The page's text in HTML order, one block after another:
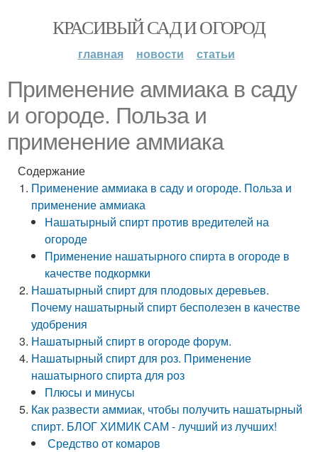
КРАСИВЫЙ САД И ОГОРОД
главная новости статьи
Применение аммиака в саду
и огороде. Польза и
применение аммиака
Содержание
Применение аммиака в саду и огороде. Польза и
применение аммиака
Нашатырный спирт против вредителей на
огороде
Применение нашатырного спирта в огороде в
качестве подкормки
Нашатырный спирт для плодовых деревьев.
Почему нашатырный спирт бесполезен в качестве
удобрения
Нашатырный спирт в огороде форум.
Нашатырный спирт для роз. Применение
нашатырного спирта для роз
Плюсы и минусы
Как развести аммиак, чтобы получить нашатырный
спирт. БЛОГ ХИМИК САМ - лучший из лучших!
Средство от комаров